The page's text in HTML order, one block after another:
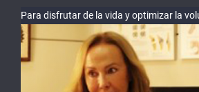
Para disfrutar de la vida y optimizar la